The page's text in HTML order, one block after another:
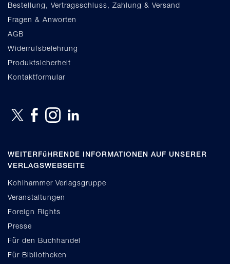
Bestellung, Vertragsschluss, Zahlung & Versand
Fragen & Anworten
AGB
Widerrufsbelehrung
Produktsicherheit
Kontaktformular
WEITERFüHRENDE INFORMATIONEN AUF UNSERER
VERLAGSWEBSEITE
Kohlhammer Verlagsgruppe
Veranstaltungen
Foreign Rights
Presse
Für den Buchhandel
Für Bibliotheken